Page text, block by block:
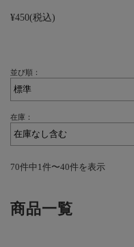
¥450(税込)
並び順：
在庫：
70件中1件〜40件を表示
商品一覧